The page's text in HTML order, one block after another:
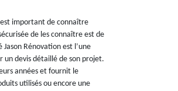
important de connaître
de les connaître est de
Rénovation est l’une
un devis détaillé de son projet.
années et fournit le
utilisés ou encore une